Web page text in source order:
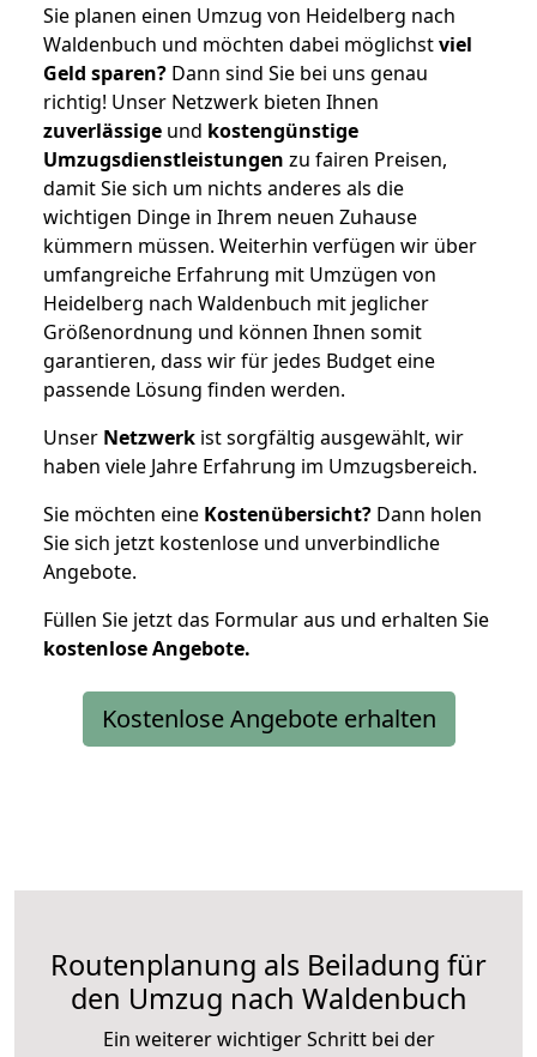
Sie planen einen Umzug von Heidelberg nach
Waldenbuch und möchten dabei möglichstviel
Geld sparen? Dann sind Sie bei uns genau
richtig! Unser Netzwerk bieten Ihnen
zuverlässige und kostengünstige
Umzugsdienstleistungen zu fairen Preisen,
damit Sie sich um nichts anderes als die
wichtigen Dinge in Ihrem neuen Zuhause
kümmern müssen. Weiterhin verfügen wir über
umfangreiche Erfahrung mit Umzügen von
Heidelberg nach Waldenbuch mit jeglicher
Größenordnung und können Ihnen somit
garantieren, dass wir für jedes Budget eine
passende Lösung finden werden.
Unser Netzwerk ist sorgfältig ausgewählt, wir
haben viele Jahre Erfahrung im Umzugsbereich.
Sie möchten eine Kostenübersicht? Dann holen
Sie sich jetzt kostenlose und unverbindliche
Angebote.
Füllen Sie jetzt das Formular aus und erhalten Sie
kostenloseAngebote.
Kostenlose Angebote erhalten
Routenplanung als Beiladung für
den Umzug nach Waldenbuch
Ein weiterer wichtiger Schritt bei der